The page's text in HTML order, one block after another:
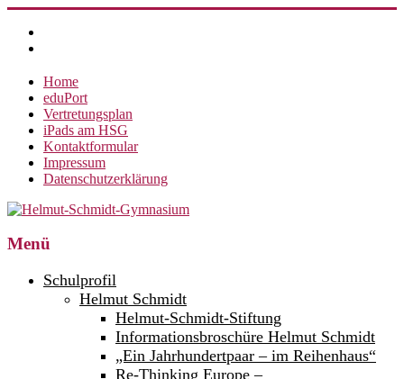
Inhalt
springen
Home
eduPort
Vertretungsplan
iPads am HSG
Kontaktformular
Impressum
Datenschutzerklärung
Helmut-
Gymnasium
Menü
Schulprofil
Helmut Schmidt
Helmut-Schmidt-Stiftung
Informationsbroschüre Helmut Schmidt
„Ein Jahrhundertpaar – im Reihenhaus“
Re-Thinking Europe –